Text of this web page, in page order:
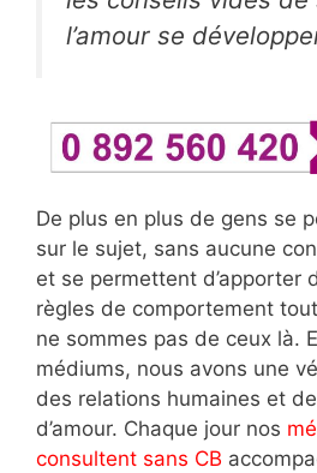
l’amour se
De plus en plus de gens se
sur le sujet, sans aucune
et se permettent d’apporter
règles de comportement
ne sommes pas de ceux là.
médiums, nous avons une
des relations humaines et
d’amour. Chaque jour nos
consultent sans CB